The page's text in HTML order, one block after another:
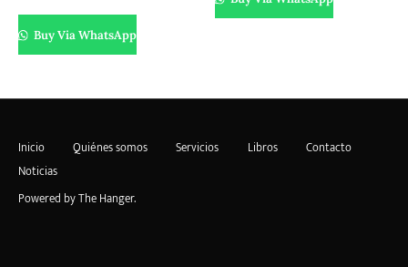
Buy Via WhatsApp
Inicio Quiénes somos Servicios Libros
Contacto
Noticias
Powered byThe Hanger.